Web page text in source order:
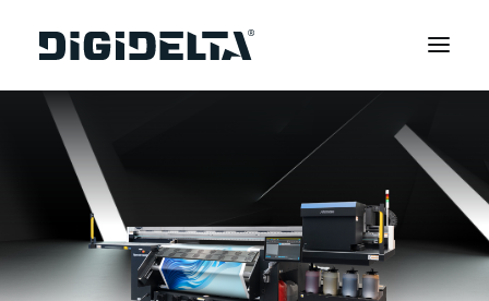
EQUIPAMENTOS
APLICAÇÕES
FINANCIAMENTO
TECNOLOGIA MIMAKI
CONTACTOS